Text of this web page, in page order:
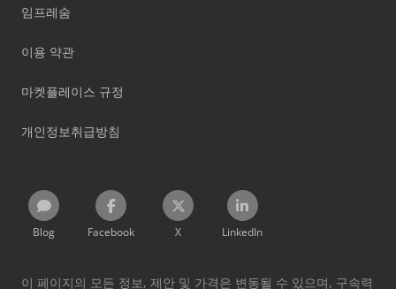
임프레숨
이용 약관
마켓플레이스 규정
개인정보취급방침
Blog Facebook X LinkedIn
이 페이지의 모든 정보, 제안 및 가격은 변동될 수 있으며, 구속력